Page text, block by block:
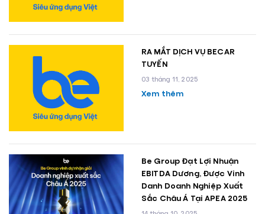
RA MẮT DỊCH VỤ BECAR
TUYẾN
03 tháng 11, 2025
Xem thêm
Be Group Đạt Lợi Nhuận
EBITDA Dương, Được Vinh
Danh Doanh Nghiệp Xuất
Sắc Châu Á Tại APEA 2025